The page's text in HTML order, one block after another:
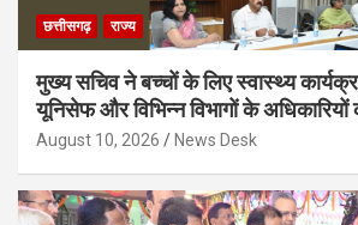
छत्तीसगढ़ राज्य
मुख्य सचिव ने बच्चों के लिए स्वास्थ्य
यूनिसेफ और विभिन्न विभागों के
August 10, 2026 News Desk